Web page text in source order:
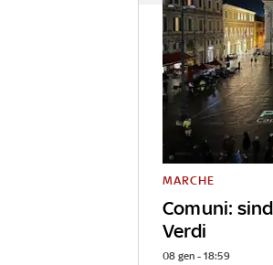
Comuni:
Verdi
MARCHE
08 gen - 18:59